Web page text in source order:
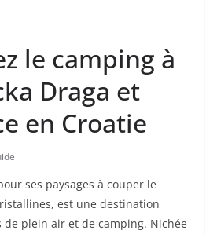
le camping à
Draga et
en Croatie
ses paysages à couper le
est une destination
de plein air et de camping. Nichée